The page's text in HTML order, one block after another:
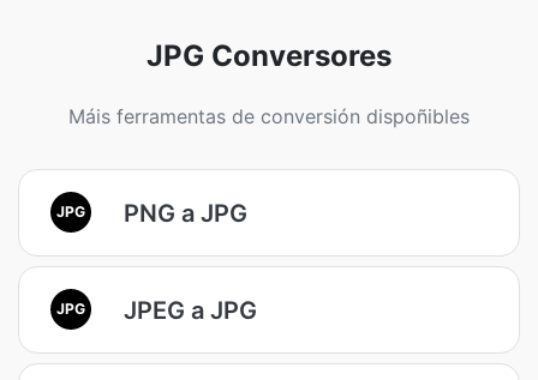
JPG Conversores
Máis ferramentas de conversión dispoñibles
JPG PNG a JPG
JPG JPEG a JPG